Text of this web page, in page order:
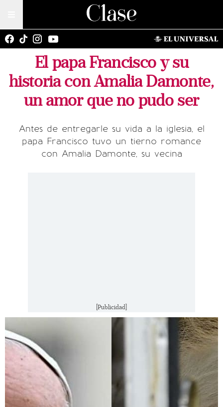
El papa Francisco y su
historia con Amalia Damonte,
un amor que no pudo ser
Antes de entregarle su vida a la iglesia, el
papa Francisco tuvo un tierno romance
con Amalia Damonte, su vecina
[Publicidad]